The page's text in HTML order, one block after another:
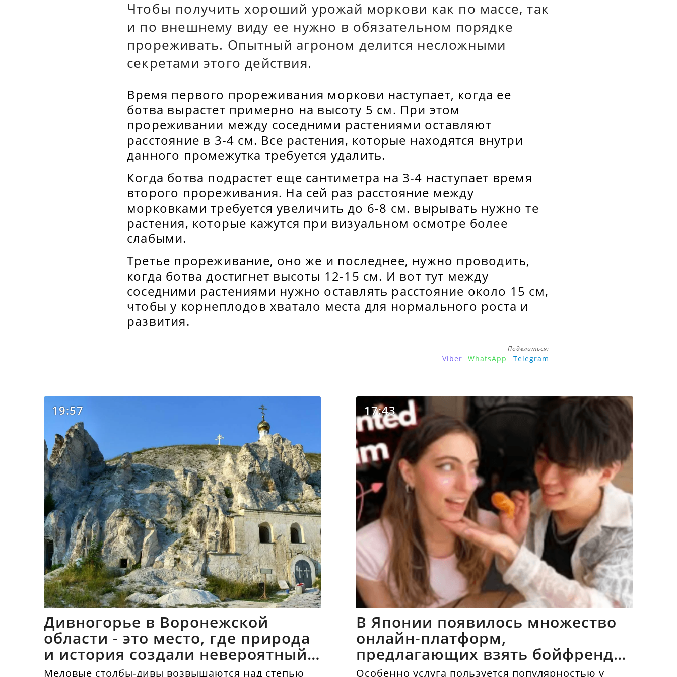
Чтобы получить хороший урожай моркови как по массе, так
и по внешнему виду ее нужно в обязательном порядке
прореживать. Опытный агроном делится несложными
секретами этого действия.
Время первого прореживания моркови наступает, когда ее
ботва вырастет примерно на высоту 5 см. При этом
прореживании между соседними растениями оставляют
расстояние в 3-4 см. Все растения, которые находятся внутри
данного промежутка требуется удалить.
Когда ботва подрастет еще сантиметра на 3-4 наступает время
второго прореживания. На сей раз расстояние между
морковками требуется увеличить до 6-8 см. вырывать нужно те
растения, которые кажутся при визуальном осмотре более
слабыми.
Третье прореживание, оно же и последнее, нужно проводить,
когда ботва достигнет высоты 12-15 см. И вот тут между
соседними растениями нужно оставлять расстояние около 15 см,
чтобы у корнеплодов хватало места для нормального роста и
развития.
Поделиться:
Viber WhatsApp Telegram
19:57
Дивногорье в Воронежской
области - это место, где природа
и история создали невероятный
синтез
Меловые столбы-дивы возвышаются над степью
17:43
В Японии появилось множество
онлайн-платформ,
предлагающих взять бойфрендов
напрокат
Особенно услуга пользуется популярностью у